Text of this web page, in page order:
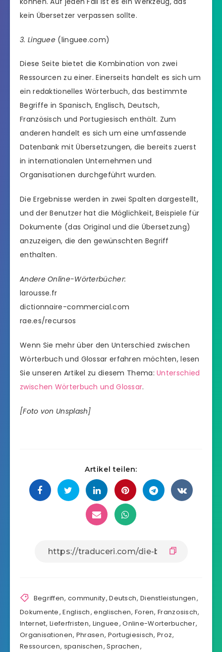
kein Übersetzer verpassen sollte.
3. Linguee (linguee.com)
Diese Seite bietet die Kombination von zwei
Ressourcen zu einer. Einerseits handelt es sich um
ein redaktionelles Wörterbuch, das bestimmte
Begriffe in Spanisch, Englisch, Deutsch,
Französisch und Portugiesisch enthält. Zum
anderen handelt es sich um eine umfassende
Datenbank mit Übersetzungen, die bereits zuerst
in internationalen Unternehmen und
Organisationen durchgeführt wurden.
Die Ergebnisse werden in zwei Spalten dargestellt,
und der Benutzer hat die Möglichkeit, Beispiele für
Dokumente (das Original und die Übersetzung)
anzuzeigen, die den gewünschten Begriff
enthalten.
Andere Online-Wörterbücher:
larousse.fr
dictionnaire-commercial.com
rae.es/recursos
Wenn Sie mehr über den Unterschied zwischen
Wörterbuch und Glossar erfahren möchten, lesen
Sie unseren Artikel zu diesem Thema:Unterschied
zwischen Wörterbuch und Glossar.
[Foto von Unsplash]
Artikel teilen:
Begriffen, community,Deutsch, Dienstleistungen,
Dokumente,Englisch,englischen, Foren,Franzosisch,
Internet,Lieferfristen, Linguee,Online-Worterbucher,
Organisationen, Phrasen, Portugiesisch,Proz,
Ressourcen, spanischen,Sprachen,